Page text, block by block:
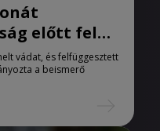
előtt felel
vádat, és felfüggesztett
a beismerő